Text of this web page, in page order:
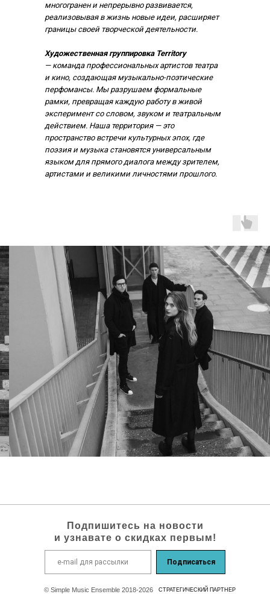
многогранен и непрерывно развивается,
реализовывая в жизнь новые идеи, расширяет
границы своей творческой деятельности.
Художественная группировка Territory
— команда профессиональных артистов театра
и кино, создающая музыкально-поэтические
перфомансы. Мы разрушаем формальные
рамки, превращая каждую работу в живой
эксперимент со словом, звуком и театральным
действием. Наша территория — это
пространство встречи культурных эпох, где
поэзия и музыка становятся универсальным
языком для прямого диалога между зрителем,
артистами и великими личностями прошлого.
© Simple Music Ensemble 2018-2026
Подписаться
Подпишитесь на новости
и узнавате о скидках первым!
СТРАТЕГИЧEСКИЙ ПАРТНЕР